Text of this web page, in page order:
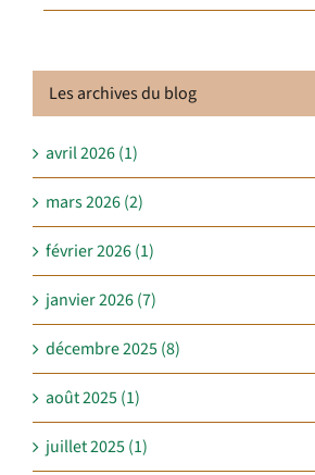
Les archives du blog
avril 2026 (1)
mars 2026 (2)
février 2026 (1)
janvier 2026 (7)
décembre 2025 (8)
août 2025 (1)
juillet 2025 (1)